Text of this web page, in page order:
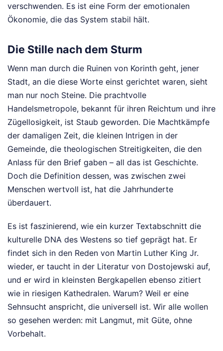
verschwenden. Es ist eine Form der emotionalen
Ökonomie, die das System stabil hält.
Die Stille nach dem Sturm
Wenn man durch die Ruinen von Korinth geht, jener
Stadt, an die diese Worte einst gerichtet waren, sieht
man nur noch Steine. Die prachtvolle
Handelsmetropole, bekannt für ihren Reichtum und ihre
Zügellosigkeit, ist Staub geworden. Die Machtkämpfe
der damaligen Zeit, die kleinen Intrigen in der
Gemeinde, die theologischen Streitigkeiten, die den
Anlass für den Brief gaben – all das ist Geschichte.
Doch die Definition dessen, was zwischen zwei
Menschen wertvoll ist, hat die Jahrhunderte
überdauert.
Es ist faszinierend, wie ein kurzer Textabschnitt die
kulturelle DNA des Westens so tief geprägt hat. Er
findet sich in den Reden von Martin Luther King Jr.
wieder, er taucht in der Literatur von Dostojewski auf,
und er wird in kleinsten Bergkapellen ebenso zitiert
wie in riesigen Kathedralen. Warum? Weil er eine
Sehnsucht anspricht, die universell ist. Wir alle wollen
so gesehen werden: mit Langmut, mit Güte, ohne
Vorbehalt.